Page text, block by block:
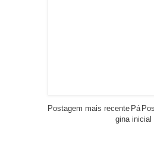
Postagem mais recente Pá
gina inicial